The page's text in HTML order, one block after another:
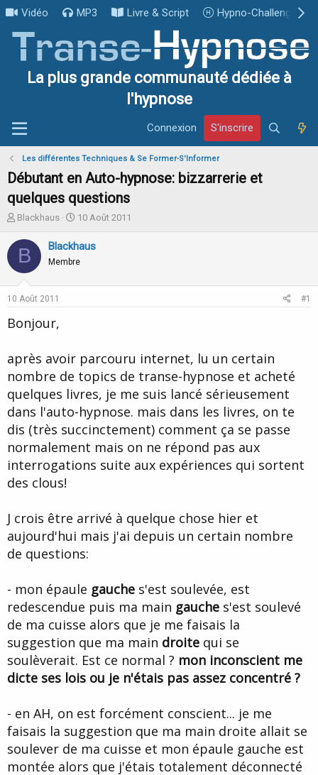
Vidéo MP3 Livre & Script Hypno-Challenge
La plus grande communauté dédiée à
l'hypnose
Connexion S'inscrire
Les différentes Techniques & Se Former-S'Informer
Débutant en Auto-hypnose: bizzarrerie et
quelques questions
I
i
u
e
a
d
i
c
u
s
s
i
Blackhaus
D
t
d
10 Août 2011
B Blackhaus
Membre
10 Août 2011 #1
Bonjour,
après avoir parcouru internet, lu un certain
nombre de topics de transe-hypnose et acheté
quelques livres, je me suis lancé sérieusement
dans l'auto-hypnose. mais dans les livres, on te
dis (très succinctement) comment ça se passe
normalement mais on ne répond pas aux
interrogations suite aux expériences qui sortent
des clous!
J crois être arrivé à quelque chose hier et
aujourd'hui mais j'ai depuis un certain nombre
de questions:
- mon épaule gauche s'est soulevée, est
redescendue puis ma main gauche s'est soulevé
de ma cuisse alors que je me faisais la
suggestion que ma main droite qui se
soulèverait. Est ce normal ? mon inconscient me
dicte ses lois ou je n'étais pas assez concentré ?
- en AH, on est forcément conscient... je me
faisais la suggestion que ma main droite allait se
soulever de ma cuisse et mon épaule gauche est
montée alors que j'étais totalement déconnecté